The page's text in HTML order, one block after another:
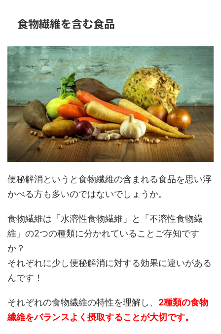
食物繊維を含む食品
便秘解消というと食物繊維の含まれる食品を思い浮
かべる方も多いのではないでしょうか。
食物繊維は「水溶性食物繊維」と「不溶性食物繊
維」の2つの種類に分かれていることご存知です
か？
それぞれに少し便秘解消に対する効果に違いがある
んです！
それぞれの食物繊維の特性を理解し、 2種類の食物
繊維をバランスよく摂取することが大切です。